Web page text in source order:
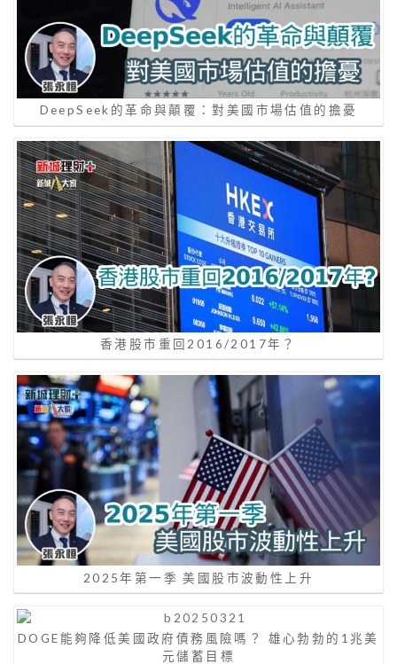
DeepSeek的革命與顛覆：對美國市場估值的擔憂
香港股市重回2016/2017年？
2025年第一季 美國股市波動性上升
DOGE能夠降低美國政府債務風險嗎？ 雄心勃勃的1兆美
元儲蓄目標